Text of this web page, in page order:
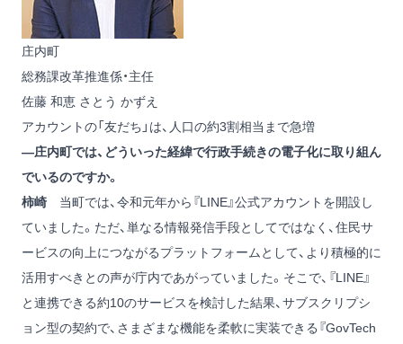
庄内町
総務課改革推進係・主任
佐藤 和恵 さとう かずえ
アカウントの「友だち」は、人口の約3割相当まで急増
―庄内町では、どういった経緯で行政手続きの電子化に取り組ん
でいるのですか。
柿崎 当町では、令和元年から『LINE』公式アカウントを開設し
ていました。ただ、単なる情報発信手段としてではなく、住民サ
ービスの向上につながるプラットフォームとして、より積極的に
活用すべきとの声が庁内であがっていました。そこで、『LINE』
と連携できる約10のサービスを検討した結果、サブスクリプシ
ョン型の契約で、さまざまな機能を柔軟に実装できる『GovTech